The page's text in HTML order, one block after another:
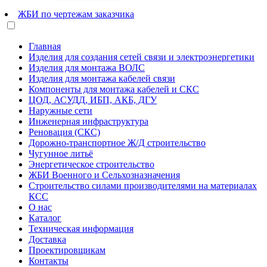
ЖБИ по чертежам заказчика
Главная
Изделия для создания сетей связи и электроэнергетики
Изделия для монтажа ВОЛС
Изделия для монтажа кабелей связи
Компоненты для монтажа кабелей и СКС
ЦОД, АСУДД, ИБП, АКБ, ДГУ
Наружные сети
Инженерная инфраструктура
Реновация (СКС)
Дорожно-транспортное Ж/Д строительство
Чугунное литьё
Энергетическое строительство
ЖБИ Военного и Сельхозназначения
Строительство силами производителями на материалах
КСС
О нас
Каталог
Техническая информация
Доставка
Проектировщикам
Контакты